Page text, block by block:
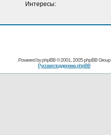
Интересы:
Powered byphpBB© 2001, 2005 phpBB Group
Русская поддержка phpBB